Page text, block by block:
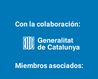
Con la colaboración:
Miembros asociados: